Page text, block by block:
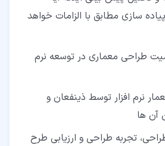
سازی مطابق با الزامات خواهد
طراحی معماری در توسعه نرم
نرم افزار توسط ذینفعان و
آن ها
تجربه طراحی و ارزیابی طرح